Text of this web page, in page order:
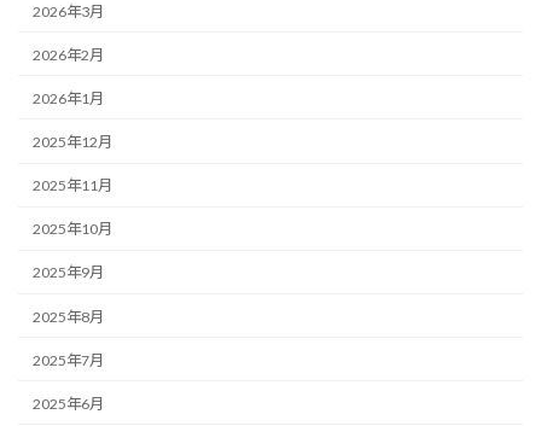
2026年3月
2026年2月
2026年1月
2025年12月
2025年11月
2025年10月
2025年9月
2025年8月
2025年7月
2025年6月